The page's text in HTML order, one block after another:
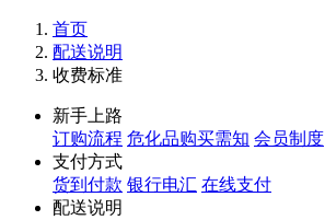
首页
配送说明
收费标准
新手上路
订购流程 危化品购买需知 会员制度
支付方式
货到付款 银行电汇 在线支付
配送说明